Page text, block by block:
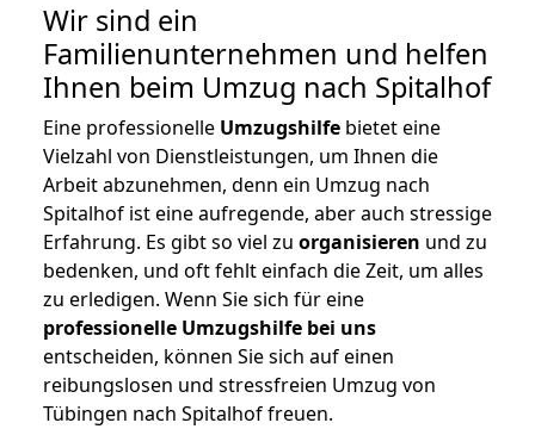
Wir sind ein
Familienunternehmen und helfen
Ihnen beim Umzug nach Spitalhof
Eine professionelle Umzugshilfe bietet eine
Vielzahl von Dienstleistungen, um Ihnen die
Arbeit abzunehmen, denn ein Umzug nach
Spitalhof ist eine aufregende, aber auch stressige
Erfahrung. Es gibt so viel zu organisieren und zu
bedenken, und oft fehlt einfach die Zeit, um alles
zu erledigen. Wenn Sie sich für eine
professionelle Umzugshilfe bei uns
entscheiden, können Sie sich auf einen
reibungslosen und stressfreien Umzug von
Tübingen nach Spitalhof freuen.